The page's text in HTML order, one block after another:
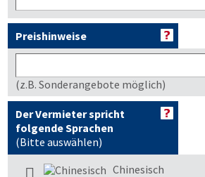
Preishinweise
(z.B. Sonderangebote möglich)
Der Vermieter spricht
folgende Sprachen
(Bitte auswählen)
Chinesisch